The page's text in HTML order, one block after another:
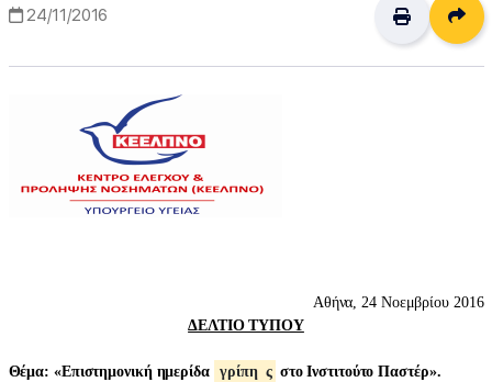
24/11/2016
Αθήνα, 24 Νοεμβρίου 2016
ΔΕΛΤΙΟ ΤΥΠΟΥ
Θέμα: «Επιστημονική ημερίδα γρίπη ς στο Ινστιτούτο Παστέρ».